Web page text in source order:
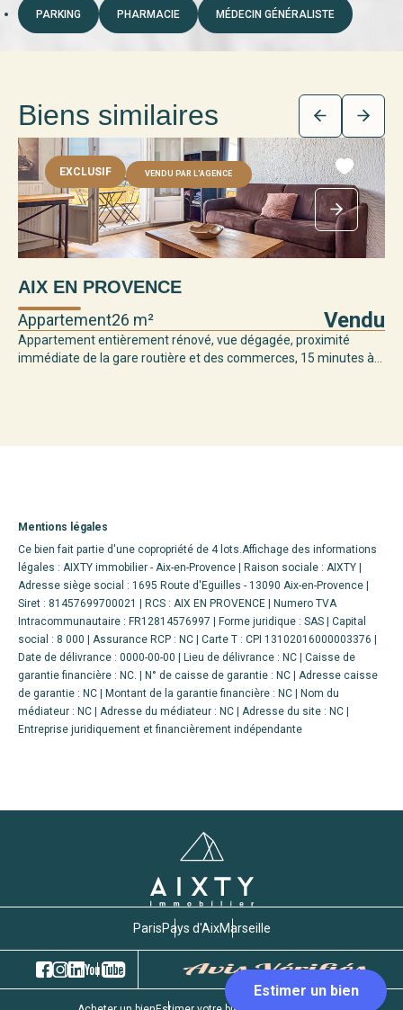
PARKING PHARMACIE MÉDECIN GÉNÉRALISTE
Biens similaires
EXCLUSIF VENDU PAR L'AGENCE
AIX EN PROVENCE
Appartement26 m² Vendu
Appartement entièrement rénové, vue dégagée, proximité
immédiate de la gare routière et des commerces, 15 minutes à...
Mentions légales
Ce bien fait partie d'une copropriété de 4 lots.Affichage des informations
légales : AIXTY immobilier - Aix-en-Provence | Raison sociale : AIXTY |
Adresse siège social : 1695 Route d'Eguilles - 13090 Aix-en-Provence |
Siret : 81457699700021 | RCS : AIX EN PROVENCE | Numero TVA
Intracommunautaire : FR12814576997 | Forme juridique : SAS | Capital
social : 8 000 | Assurance RCP : NC | Carte T : CPI 13102016000003376 |
Date de délivrance : 0000-00-00 | Lieu de délivrance : NC | Caisse de
garantie financière : NC. | N° de caisse de garantie : NC | Adresse caisse
de garantie : NC | Montant de la garantie financière : NC | Nom du
médiateur : NC | Adresse du médiateur : NC | Adresse du site : NC |
Entreprise juridiquement et financièrement indépendante
ParisPays d'AixMarseille